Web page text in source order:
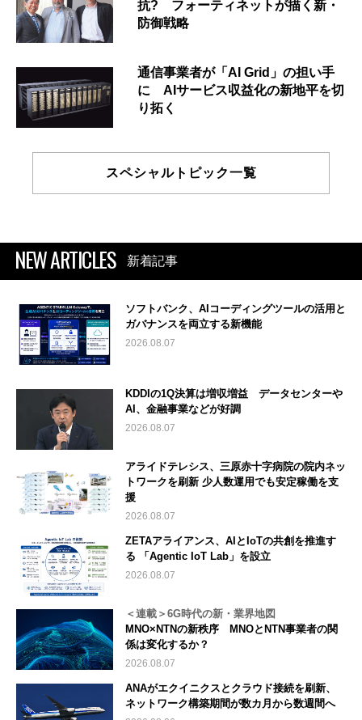
抗? フォーティネットが描く新・
防御戦略
通信事業者が「AI Grid」の担い手
に AIサービス収益化の新地平を切
り拓く
スペシャルトピック一覧
NEW ARTICLES 新着記事
ソフトバンク、AIコーディングツールの活用と
ガバナンスを両立する新機能
2026.08.07
KDDIの1Q決算は増収増益 データセンターや
AI、金融事業などが好調
2026.08.07
アライドテレシス、三原赤十字病院の院内ネッ
トワークを刷新 少人数運用でも安定稼働を支
援
2026.08.07
ZETAアライアンス、AIとIoTの共創を推進す
る 「Agentic IoT Lab」を設立
2026.08.07
＜連載＞6G時代の新・業界地図
MNO×NTNの新秩序 MNOとNTN事業者の関
係は変化するか？
2026.08.07
ANAがエクイニクスとクラウド接続を刷新、
ネットワーク構築期間が数カ月から数週間へ